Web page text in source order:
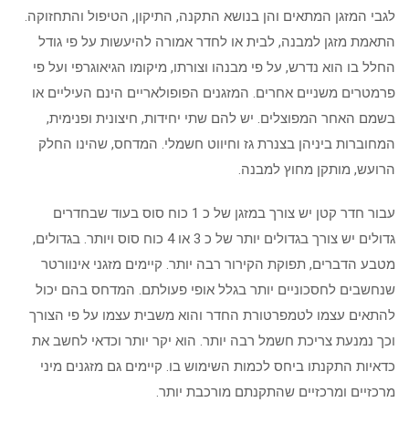
לגבי המזגן המתאים והן בנושא התקנה, התיקון, הטיפול והתחזוקה.
התאמת מזגן למבנה, לבית או לחדר אמורה להיעשות על פי גודל
החלל בו הוא נדרש, על פי מבנהו וצורתו, מיקומו הגיאוגרפי ועל פי
פרמטרים משניים אחרים. המזגנים הפופולאריים הינם העיליים או
בשמם האחר המפוצלים. יש להם שתי יחידות, חיצונית ופנימית,
המחוברות ביניהן בצנרת גז וחיווט חשמלי. המדחס, שהינו החלק
הרועש, מותקן מחוץ למבנה.
עבור חדר קטן יש צורך במזגן של כ 1 כוח סוס בעוד שבחדרים
גדולים יש צורך בגדולים יותר של כ 3 או 4 כוח סוס ויותר. בגדולים,
מטבע הדברים, תפוקת הקירור רבה יותר. קיימים מזגני אינוורטר
שנחשבים לחסכוניים יותר בגלל אופי פעולתם. המדחס בהם יכול
להתאים עצמו לטמפרטורת החדר והוא משבית עצמו על פי הצורך
וכך נמנעת צריכת חשמל רבה יותר. הוא יקר יותר וכדאי לחשב את
כדאיות התקנתו ביחס לכמות השימוש בו. קיימים גם מזגנים מיני
מרכזיים ומרכזיים שהתקנתם מורכבת יותר.